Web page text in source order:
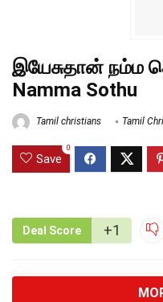
இயேசுதான் நம்ம
Namma Sothu
Tamil christians Tamil
Save
0
Deal Score +1